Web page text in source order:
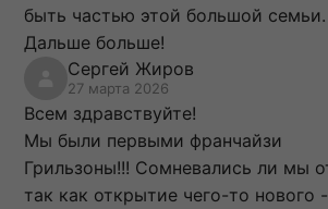
быть частью этой большой семьи.
Дальше больше!
Сергей Жиров
27 марта 2026
Всем здравствуйте!
Мы были первыми франчайзи
Грильзоны!!! Сомневались ли мы
так как открытие чего-то нового